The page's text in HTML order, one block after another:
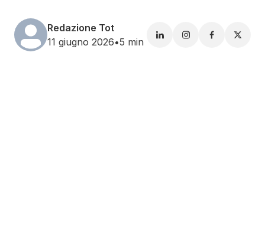
Redazione Tot
11 giugno 2026•5 min